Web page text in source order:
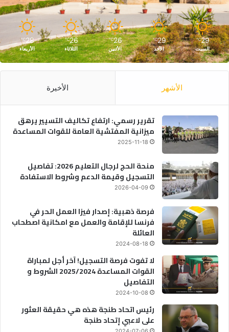
29
℃
السبت
29
℃
الأحد
26
℃
الأثنين
26
℃
الثلاثاء
28
℃
الأربعاء
الأشهر الأخيرة
تقرير رسمي: ارتفاع تكاليف التسيير يرهق
ميزانية المفتشية العامة للقوات المساعدة
2025-11-18
منحة الحج لرجال التعليم 2026: تفاصيل
التسجيل وقيمة الدعم وشروط الاستفادة
2026-04-09
فرصة ذهبية: إصدار فيزا العمل الحر في
فرنسا للإقامة والعمل مع امكانية اصطحاب
العائلة
2024-08-18
لا تفوت فرصة التسجيل! آخر أجل لمباراة
القوات المساعدة 2025/2024 الشروط و
التفاصيل
2024-10-08
رئيس اتحاد طنجة هذه هي حقيقة العثور
على لاعبي إتحاد طنجة